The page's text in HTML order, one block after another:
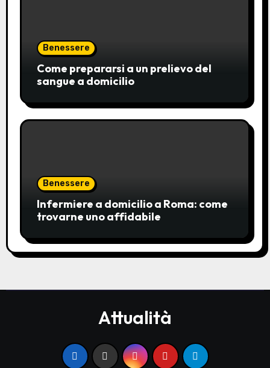
Benessere
Come prepararsi a un prelievo del
sangue a domicilio
Benessere
Infermiere a domicilio a Roma: come
trovarne uno affidabile
Attualità